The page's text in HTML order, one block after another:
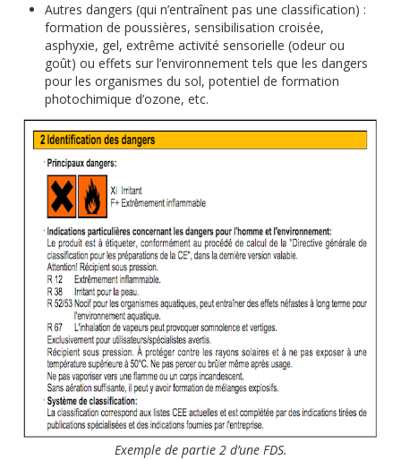
Autres dangers (qui n’entraînent pas une classification) :
formation de poussières, sensibilisation croisée,
asphyxie, gel, extrême activité sensorielle (odeur ou
goût) ou effets sur l’environnement tels que les dangers
pour les organismes du sol, potentiel de formation
photochimique d’ozone, etc.
Exemple de partie 2 d’une FDS.